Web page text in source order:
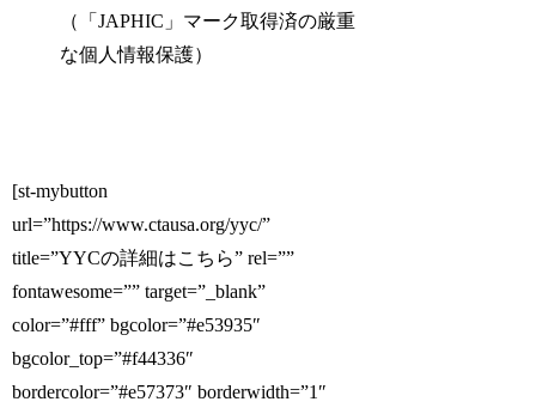
（「JAPHIC」マーク取得済の厳重
な個人情報保護）
[st-mybutton
url=”https://www.ctausa.org/yyc/”
title=”YYCの詳細はこちら” rel=””
fontawesome=”” target=”_blank”
color=”#fff” bgcolor=”#e53935″
bgcolor_top=”#f44336″
bordercolor=”#e57373″ borderwidth=”1″